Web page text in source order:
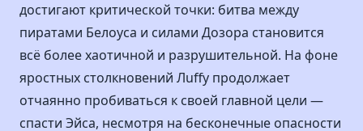
достигают критической точки: битва между
пиратами Белоуса и силами Дозора становится
всё более хаотичной и разрушительной. На фоне
яростных столкновений Лuffy продолжает
отчаянно пробиваться к своей главной цели —
спасти Эйса, несмотря на бесконечные опасности